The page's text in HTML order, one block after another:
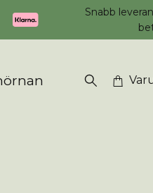
Snabb